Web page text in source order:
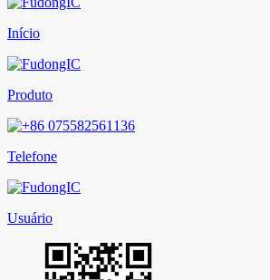
Início
Produto
Telefone
Usuário